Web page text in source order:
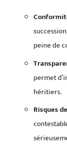
peine de
permet
héritiers.
Risques